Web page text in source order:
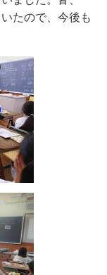
たので、今後も